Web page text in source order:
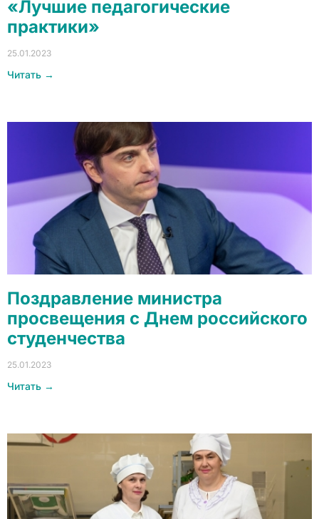
«Лучшие педагогические
практики»
25.01.2023
Читать →
Поздравление министра
просвещения с Днем российского
студенчества
25.01.2023
Читать →